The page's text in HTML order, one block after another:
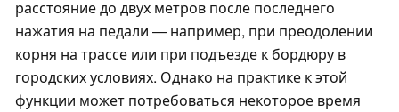
расстояние до двух метров после последнего
нажатия на педали — например, при преодолении
корня на трассе или при подъезде к бордюру в
городских условиях. Однако на практике к этой
функции может потребоваться некоторое время